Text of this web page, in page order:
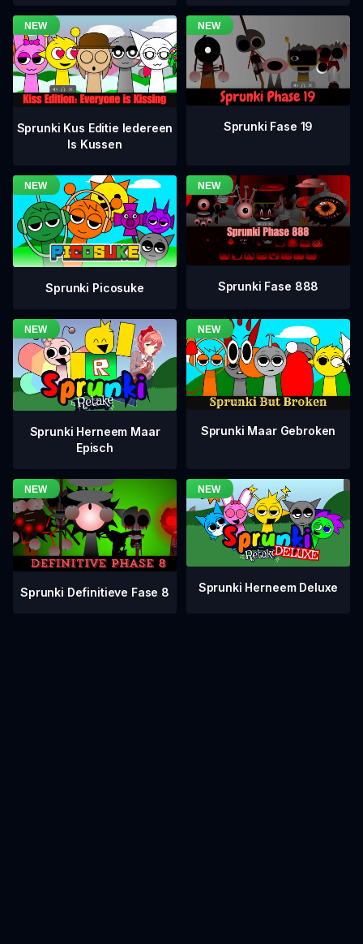
Sprunki Kus Editie Iedereen
Is Kussen
Sprunki Fase 19
Sprunki Picosuke Sprunki Fase 888
Sprunki Herneem Maar
Episch
Sprunki Maar Gebroken
Sprunki Definitieve Fase 8 Sprunki Herneem Deluxe